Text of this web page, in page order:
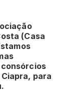
(Casa
para